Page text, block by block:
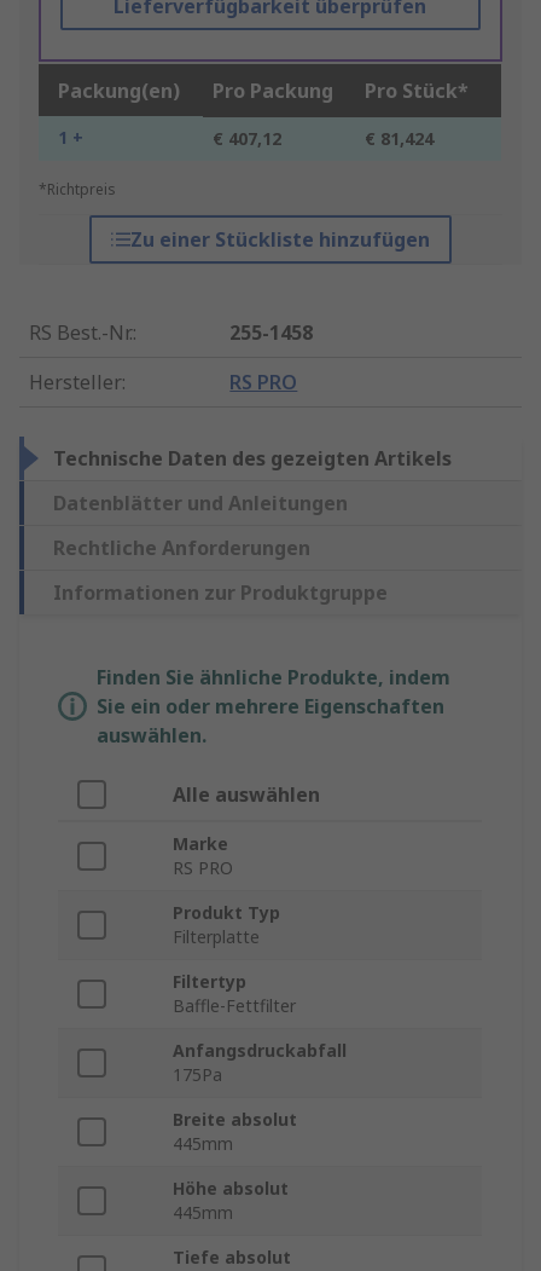
Lieferverfügbarkeit überprüfen
Packung(en) Pro Packung Pro Stück*
1 + € 407,12 € 81,424
*Richtpreis
Zu einer Stückliste hinzufügen
RS Best.-Nr.:
255-1458
Hersteller: RS PRO
Technische Daten des gezeigten Artikels
Datenblätter und Anleitungen
Rechtliche Anforderungen
Informationen zur Produktgruppe
Finden Sie ähnliche Produkte, indem
Sie ein oder mehrere Eigenschaften
auswählen.
Alle auswählen
Marke
RS PRO
Produkt Typ
Filterplatte
Filtertyp
Baffle-Fettfilter
Anfangsdruckabfall
175Pa
Breite absolut
445mm
Höhe absolut
445mm
Tiefe absolut